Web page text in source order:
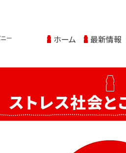
ホーム 最新情報
ストレス社会と